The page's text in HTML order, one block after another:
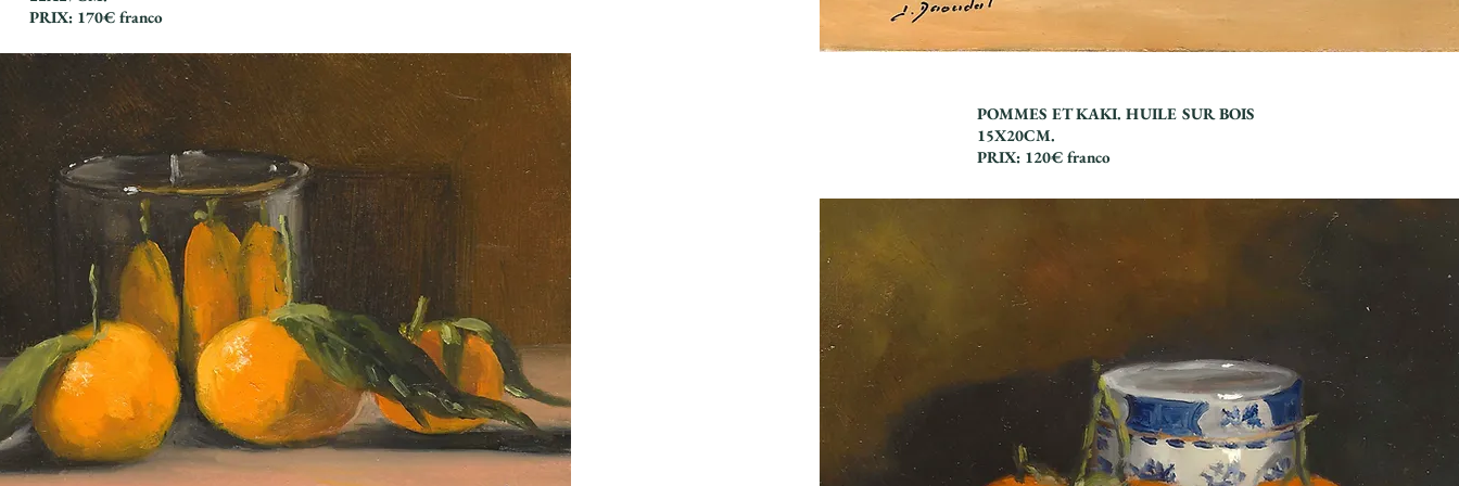
PRIX: 170€ franco
Titre 6
POMMES ET KAKI. HUILE SUR BOIS
15X20CM.
PRIX: 120€ franco